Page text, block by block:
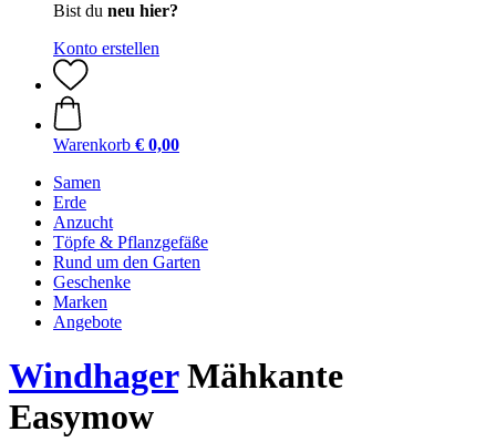
Bist du neu hier?
Konto erstellen
Warenkorb € 0,00
Samen
Erde
Anzucht
Töpfe & Pflanzgefäße
Rund um den Garten
Geschenke
Marken
Angebote
WindhagerMähkante
Easymow